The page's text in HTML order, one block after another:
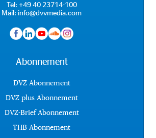
Tel: +49 40 23714-100
Mail: info@dvvmedia.com
Abonnement
DVZ Abonnement
DVZ plus Abonnement
DVZ-Brief Abonnement
THB Abonnement